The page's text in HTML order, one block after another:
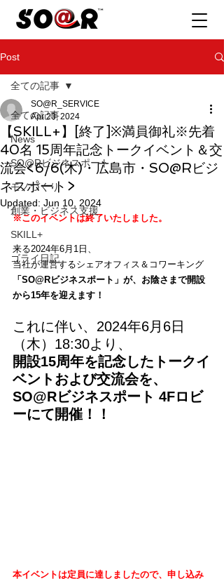
Post
全ての記事
News
SO@Rビジネスポート
モノづくり
創業・ビジネス支援
SKILL+
ゴライ日記
全ての記事
【SKILL+】[終了]※満員御礼※先着
40名 15周年記念トークイベント＆交
流会<6/6(木)・広島市・SO@Rビジ
ネスポート>
SO@R_SERVICE
Apr 23, 2024
Updated: Jun 10, 2024
※このイベントは終了いたしました。
来る2024年6月1日、
当社が運営するシェアオフィス＆コワーキング
「SO@Rビジネスポート」が、お陰さまで開設
から15年を迎えます！
これに伴い、2024年6月6日
（木）18:30より、
開設15周年を記念したトークイ
ベントおよび交流会を、
SO@Rビジネスポート 4Fロビ
ーにて開催！！
本イベントは定員に達しましたので、申し込み